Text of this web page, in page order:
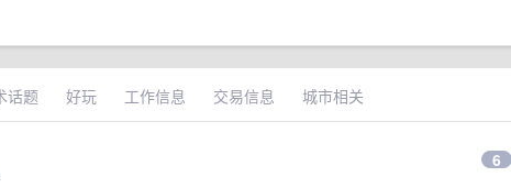
话题 好玩 工作信息 交易信息 城市相关
6